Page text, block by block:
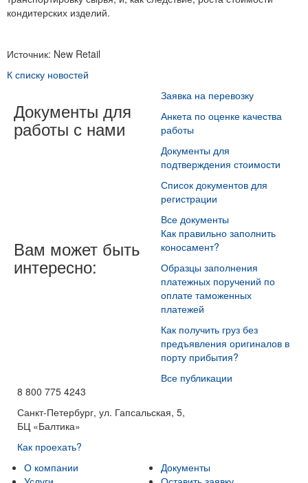
кондитерских изделий.
Источник: New Retail
К списку новостей
Документы для
работы с нами
Заявка на перевозку
Анкета по оценке качества
работы
Документы для
подтверждения стоимости
Список документов для
регистрации
Все документы
Вам может быть
интересно:
Как правильно заполнить
коносамент?
Образцы заполнения
платежных поручений по
оплате таможенных
платежей
Как получить груз без
предъявления оригиналов в
порту прибытия?
Все публикации
8 800 775 4243
Санкт-Петербург, ул. Гапсальская, 5,
БЦ «Балтика»
Как проехать?
О компании
Документы